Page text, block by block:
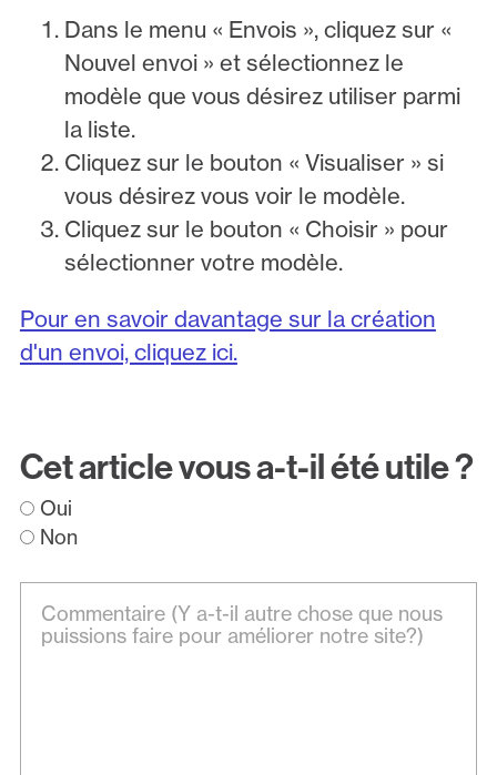
Dans le menu « Envois », cliquez sur «
Nouvel envoi » et sélectionnez le
modèle que vous désirez utiliser parmi
la liste.
Cliquez sur le bouton « Visualiser » si
vous désirez vous voir le modèle.
Cliquez sur le bouton « Choisir » pour
sélectionner votre modèle.
Pour en savoir davantage sur la création
d'un envoi, cliquez ici.
Cet article vous a-t-il été utile ?
Oui
Non